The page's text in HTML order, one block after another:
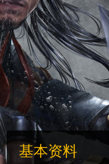
基本资料